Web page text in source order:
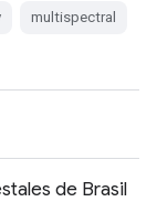
multispectral
de Brasil